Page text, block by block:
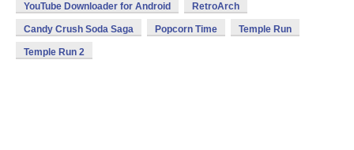
YouTube Downloader for Android RetroArch
Candy Crush Soda Saga Popcorn Time Temple Run
Temple Run 2